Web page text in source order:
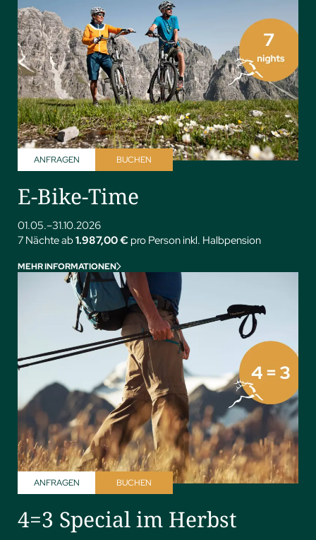
BUCHEN
ANFRAGEN
E-Bike-Time
01.05.–31.10.2026
7 Nächte ab1.987,00 € pro Person inkl. Halbpension
MEHR INFORMATIONEN
BUCHEN
ANFRAGEN
4=3 Special im Herbst